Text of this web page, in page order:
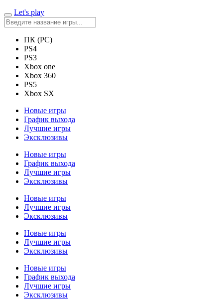
Let's play
ПК (PC)
PS4
PS3
Xbox one
Xbox 360
PS5
Xbox SX
Новые игры
График выхода
Лучшие игры
Эксклюзивы
Новые игры
График выхода
Лучшие игры
Эксклюзивы
Новые игры
Лучшие игры
Эксклюзивы
Новые игры
Лучшие игры
Эксклюзивы
Новые игры
График выхода
Лучшие игры
Эксклюзивы